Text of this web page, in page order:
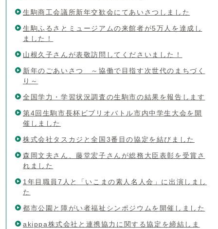
生駒商工会議所新年交歓会にてあいさつしました
生駒ふるさとミュージアムの来館者が5万人を達成し
ました！
山根久子さんが表敬訪問してくださいました！
新年のごあいさつ ～協働で目指す次世代のまちづく
り～
全国学力・学習状況調査の生駒市の結果を報告します
第4回生駒市長杯ビブリオバトル市内中学生大会を開
催しました
株式会社タスカジと全国3番目の協定を結びました
森岡文夫さん、藤堂宏子さんが総務大臣表彰を受賞さ
れました
1年目職員7人と「いこまの素人名人会」に出演しまし
た
都市公園と障がい者福祉シンポジウムを開催しました
akippa株式会社と連携協力に関する協定を締結しま